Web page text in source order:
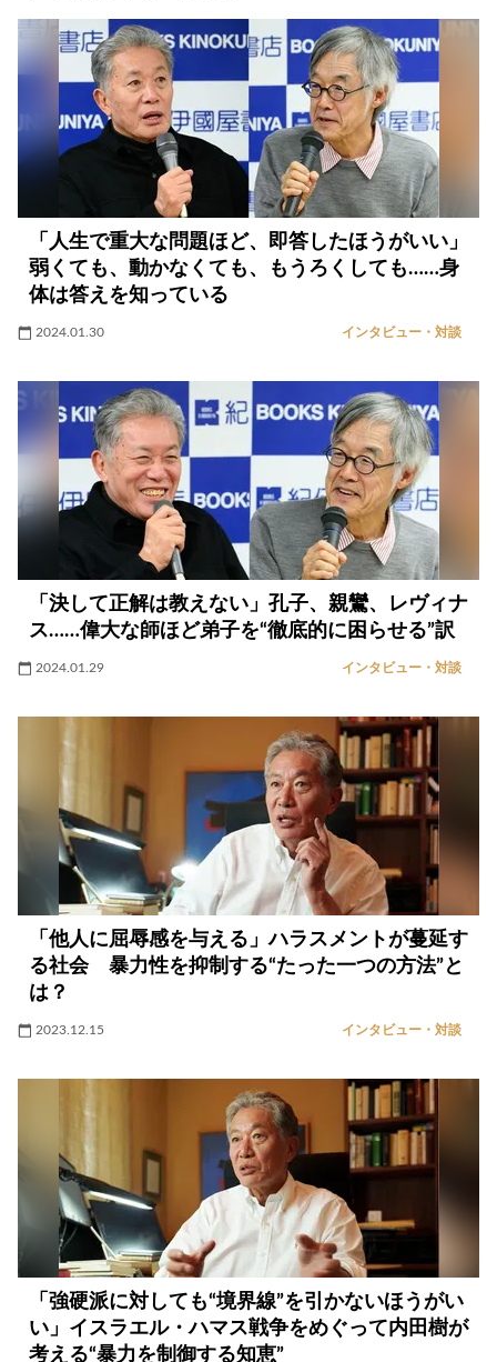
「人生で重大な問題ほど、即答したほうがいい」
弱くても、動かなくても、もうろくしても……身
体は答えを知っている
2024.01.30 インタビュー・対談
「決して正解は教えない」孔子、親鸞、レヴィナ
ス……偉大な師ほど弟子を“徹底的に困らせる”訳
2024.01.29 インタビュー・対談
「他人に屈辱感を与える」ハラスメントが蔓延す
る社会 暴力性を抑制する“たった一つの方法”と
は？
2023.12.15 インタビュー・対談
「強硬派に対しても“境界線”を引かないほうがい
い」イスラエル・ハマス戦争をめぐって内田樹が
考える“暴力を制御する知恵”